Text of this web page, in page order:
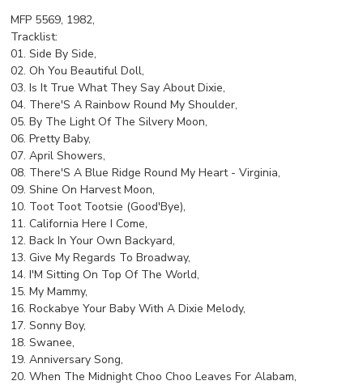
MFP 5569, 1982,
Tracklist:
01. Side By Side,
02. Oh You Beautiful Doll,
03. Is It True What They Say About Dixie,
04. There'S A Rainbow Round My Shoulder,
05. By The Light Of The Silvery Moon,
06. Pretty Baby,
07. April Showers,
08. There'S A Blue Ridge Round My Heart - Virginia,
09. Shine On Harvest Moon,
10. Toot Toot Tootsie (Good'Bye),
11. California Here I Come,
12. Back In Your Own Backyard,
13. Give My Regards To Broadway,
14. I'M Sitting On Top Of The World,
15. My Mammy,
16. Rockabye Your Baby With A Dixie Melody,
17. Sonny Boy,
18. Swanee,
19. Anniversary Song,
20. When The Midnight Choo Choo Leaves For Alabam,